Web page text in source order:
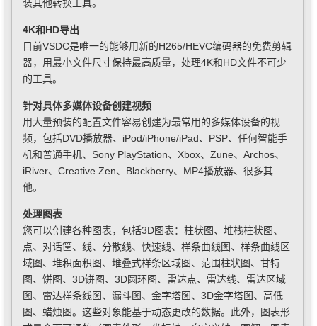
装其他转换工具。
4K和HD导出
目前VSDC是唯一的能够用新的H265/HEVC编码器的免费剪辑
器，用最小文件尺寸保持最高质量，处理4K和HD文件不可少
的工具。
针对具体多媒体设备创建视频
用大量预装的配置文件容易创建为最常用的多媒体设备的视
频，包括DVD播放器、iPod/iPhone/iPad、PSP、任何智能手
机和普通手机、Sony PlayStation、Xbox、Zune、Archos、
iRiver、Creative Zen、Blackberry、MP4播放器、很多其
他。
处理图表
您可以创建各种图表，包括3D图表：柱状图、堆栈柱状图、
点、对话筐、线、分散线、快速线、样条曲线图、样条曲线区
域图、堆积面积图、堆叠式样条区域图、范围柱状图、甘特
图、饼图、3D饼图、3D圆环图、雷达点、雷达线、雷达区域
图、雷达样条线图、漏斗图、金字塔图、3D金字塔图、高低
图、蜡烛图。这些对象能基于动态更改的数据。此外，图表形